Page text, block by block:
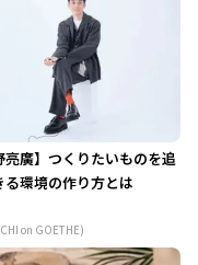
亮廣】つくりたいものを追
る環境の作り方とは
on GOETHE)